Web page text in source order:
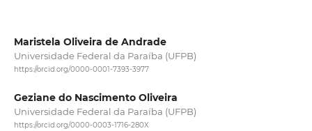
Maristela Oliveira de Andrade
Universidade Federal da Paraíba (UFPB)
https://orcid.org/0000-0001-7393-3977
Geziane do Nascimento Oliveira
Universidade Federal da Paraíba (UFPB)
https://orcid.org/0000-0003-1716-280X